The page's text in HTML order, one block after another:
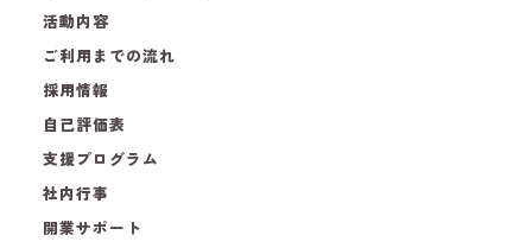
活動内容
ご利用までの流れ
採用情報
自己評価表
支援プログラム
社内行事
開業サポート